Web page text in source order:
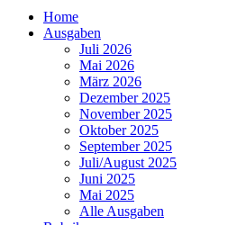
Wirtschaft im Südwesten
Home
Ausgaben
Juli 2026
Mai 2026
März 2026
Dezember 2025
November 2025
Oktober 2025
September 2025
Juli/August 2025
Juni 2025
Mai 2025
Alle Ausgaben